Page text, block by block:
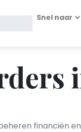
Snel naar
financiën